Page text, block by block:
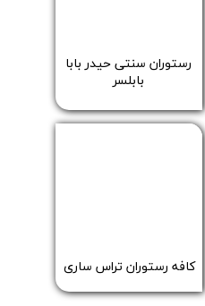
رستوران سنتی حیدر بابا
بابلسر
​کافه رستوران تراس ساری